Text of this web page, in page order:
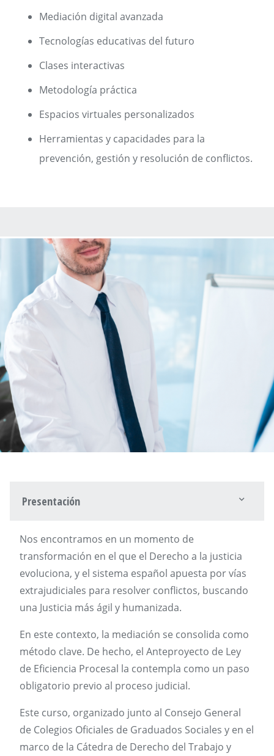
Mediación digital avanzada
Tecnologías educativas del futuro
Clases interactivas
Metodología práctica
Espacios virtuales personalizados
Herramientas y capacidades para la
prevención, gestión y resolución de conflictos.
Presentación
Nos encontramos en un momento de
transformación en el que el Derecho a la justicia
evoluciona, y el sistema español apuesta por vías
extrajudiciales para resolver conflictos, buscando
una Justicia más ágil y humanizada.
En este contexto, la mediación se consolida como
método clave. De hecho, el Anteproyecto de Ley
de Eficiencia Procesal la contempla como un paso
obligatorio previo al proceso judicial.
Este curso, organizado junto al Consejo General
de Colegios Oficiales de Graduados Sociales y en el
marco de la Cátedra de Derecho del Trabajo y